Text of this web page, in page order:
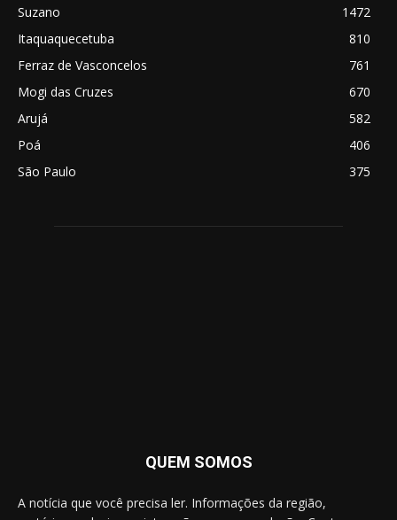
Suzano
1472
Itaquaquecetuba
810
Ferraz de Vasconcelos
761
Mogi das Cruzes
670
Arujá
582
Poá
406
São Paulo
375
QUEM SOMOS
A notícia que você precisa ler. Informações da região,